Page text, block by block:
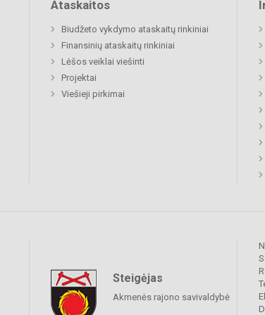
Ataskaitos
Biudžeto vykdymo ataskaitų rinkiniai
Finansinių ataskaitų rinkiniai
Lėšos veiklai viešinti
Projektai
Viešieji pirkimai
Steigėjas
Akmenės rajono savivaldybė